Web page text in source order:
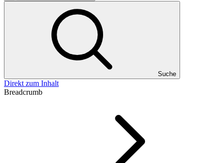
Suche
Direkt zum Inhalt
Breadcrumb